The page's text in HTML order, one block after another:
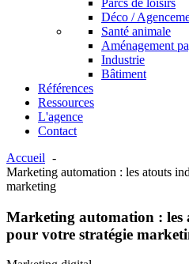
Parcs de loisirs
Déco /
Santé animale
Aménagement
Industrie
Bâtiment
Références
Ressources
L'agence
Contact
Accueil
Marketing automation : les atouts
marketing
Marketing automation : les
pour votre stratégie